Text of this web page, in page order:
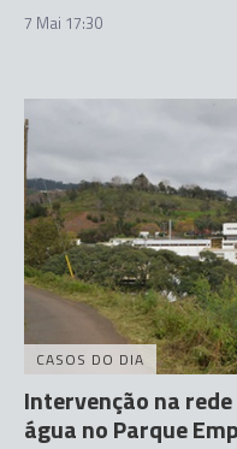
7 Mai 17:30
CASOS DO DIA
Intervenção na
água no Parque